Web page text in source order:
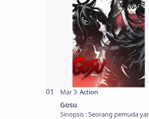
Gosu
Sinopsis : Seorang pemuda yang